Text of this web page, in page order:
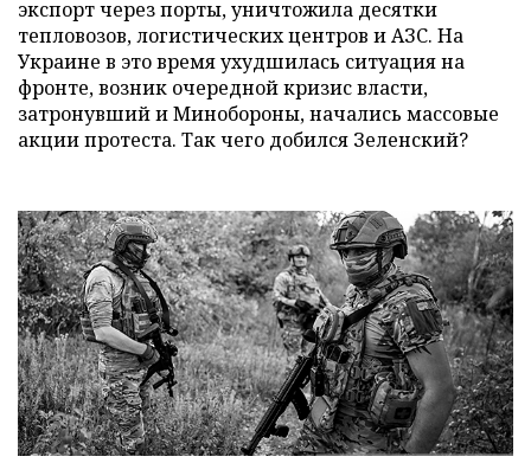
экспорт через порты, уничтожила десятки
тепловозов, логистических центров и АЗС. На
Украине в это время ухудшилась ситуация на
фронте, возник очередной кризис власти,
затронувший и Минобороны, начались массовые
акции протеста. Так чего добился Зеленский?